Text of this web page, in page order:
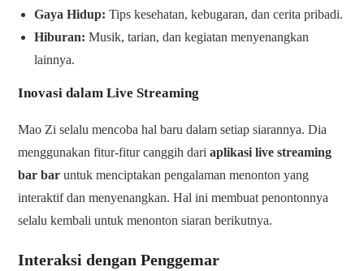
Gaya Hidup: Tips kesehatan, kebugaran, dan cerita pribadi.
Hiburan: Musik, tarian, dan kegiatan menyenangkan
lainnya.
Inovasi dalam Live Streaming
Mao Zi selalu mencoba hal baru dalam setiap siarannya. Dia
menggunakan fitur-fitur canggih dariaplikasi live streaming
bar bar untuk menciptakan pengalaman menonton yang
interaktif dan menyenangkan. Hal ini membuat penontonnya
selalu kembali untuk menonton siaran berikutnya.
Interaksi dengan Penggemar